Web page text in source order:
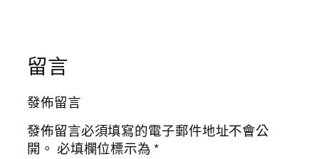
留言
發佈留言
發佈留言必須填寫的電子郵件地址不會公
開。 必填欄位標示為*